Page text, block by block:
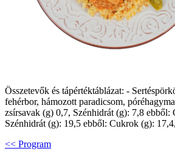
Összetevők és tápértéktáblázat: -
fehérbor, hámozott paradicsom,
zsírsavak (g) 0,7, Szénhidrát (g): 7,8
Szénhidrát (g): 19,5 ebből: Cukrok (g):
<< Program